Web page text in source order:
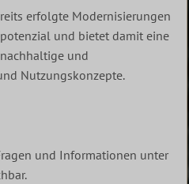
erfolgte Modernisierungen
und bietet damit eine
und
Nutzungskonzepte.
und Informationen unter